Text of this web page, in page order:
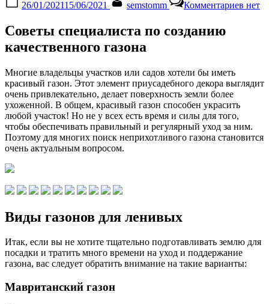
on
26/01/202115/06/2021 semstomm Комментариев
—
нет
Советы специалиста по созданию
качественного газона
Многие владельцы участков или садов хотели бы иметь
красивый газон. Этот элемент приусадебного декора выглядит
очень привлекательно, делает поверхность земли более
ухоженной. В общем, красивый газон способен украсить
любой участок! Но не у всех есть время и силы для того,
чтобы обеспечивать правильный и регулярный уход за ним.
Поэтому для многих поиск неприхотливого газона становится
очень актуальным вопросом.
Виды газонов для ленивых
Итак, если вы не хотите тщательно подготавливать землю для
посадки и тратить много времени на уход и поддержание
газона, вас следует обратить внимание на такие варианты:
Мавританский газон